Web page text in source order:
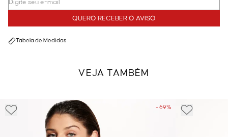
QUERO RECEBER O AVISO
Tabela de Medidas
VEJA TAMBÉM
- 69%